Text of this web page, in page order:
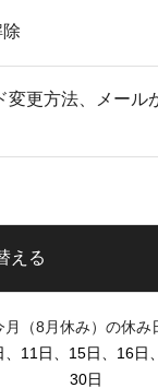
変更方法、メール
える
月（8月休み）の休み
11日、15日、16日
30日